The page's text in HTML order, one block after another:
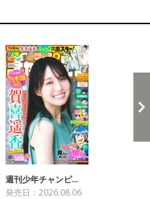
週刊少年チャンピ…
発売日：2026.08.06